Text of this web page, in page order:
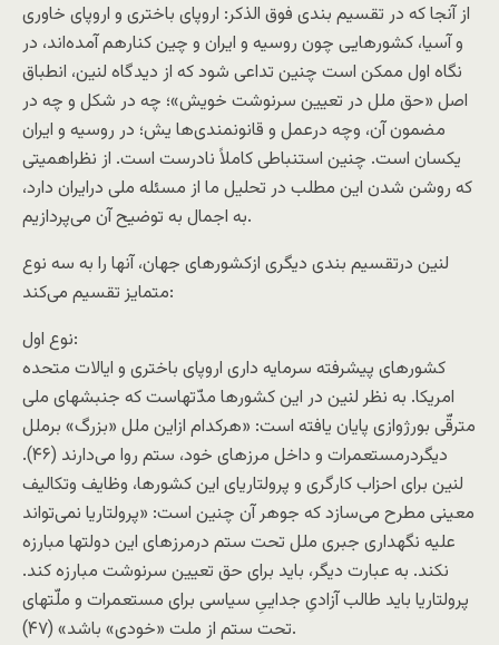
از آنجا که در تقسيم بندی فوق الذکر: اروپای باختری و اروپای خاوری
و آسيا، کشورهايی چون روسيه و ايران و چين کنارهم آمده‌اند، در
نگاه اول ممکن است چنين تداعی شود که از ديدگاه لنين، انطباق
اصل «حق ملل در تعيين سرنوشت خويش»؛ چه در شکل و چه در
مضمون آن، وچه درعمل و قانونمندی‌ها يش؛ در روسيه و ايران
يکسان است. چنين استنباطی کاملاً نادرست است. از نظراهميتی
که روشن شدن اين مطلب در تحليل ما از مسئله ملی درايران دارد،
به اجمال به توضيح آن می‌پردازيم.
لنين درتقسيم بندی ديگری ازکشورهای جهان، آنها را به سه نوع
متمايز تقسيم می‌کند:
نوع اول:
کشورهای پيشرفته سرمايه داری اروپای باختری و ايالات متحده
امريکا. به نظر لنين در اين کشورها مدّتهاست که جنبشهای ملی
مترقّی بورژوازی پايان يافته است: «هرکدام ازاين ملل «بزرگ» برملل
ديگردرمستعمرات و داخل مرزهای خود، ستم روا می‌دارند (۴۶).
لنين برای احزاب کارگری و پرولتاريای اين کشورها، وظايف وتکاليف
معينی مطرح می‌سازد که جوهر آن چنين است: «پرولتاريا نمی‌تواند
عليه نگهداری جبری ملل تحت ستم درمرزهای اين دولتها مبارزه
نکند. به عبارت ديگر، بايد برای حق تعيين سرنوشت مبارزه کند.
پرولتاريا بايد طالب آزادیِ جدايیِ سياسی برای مستعمرات و ملّتهای
تحت ستم از ملت «خودی» باشد» (۴۷).